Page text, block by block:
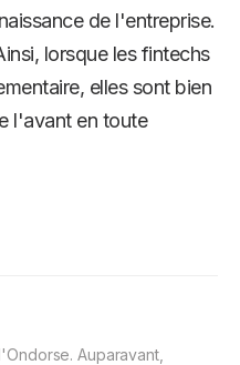
de l'entreprise.
lorsque les fintechs
elles sont bien
l'avant en toute
Auparavant,